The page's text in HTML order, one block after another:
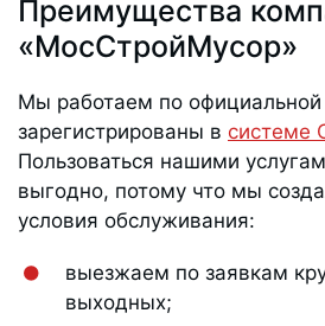
Преимущества
«МосСтройМусор»
Мы работаем по официальной
зарегистрированы в системе
Пользоваться нашими
выгодно, потому что мы
условия обслуживания:
выезжаем по заявкам
выходных;